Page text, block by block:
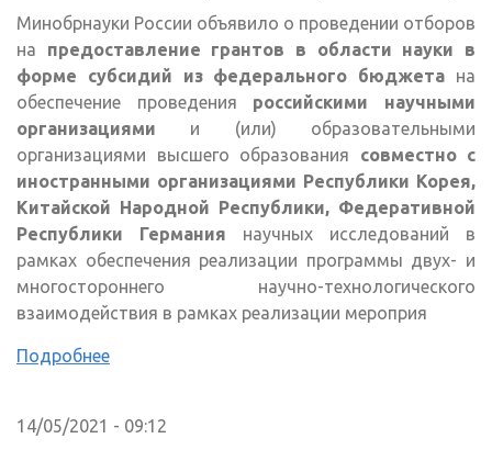
Минобрнауки России объявило о проведении отборов
на предоставление грантов в области науки в
форме субсидий из федерального бюджета на
обеспечение проведения российскими научными
организациями и (или) образовательными
организациями высшего образования совместно с
иностранными организациями Республики Корея,
Китайской Народной Республики, Федеративной
Республики Германия научных исследований в
рамках обеспечения реализации программы двух- и
многостороннего научно-технологического
взаимодействия в рамках реализации мероприя
Подробнее
14/05/2021 - 09:12